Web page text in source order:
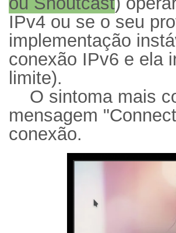
IPv4 ou se o seu
implementação
conexão IPv6 e ela
limite).
O sintoma mais
mensagem
conexão.